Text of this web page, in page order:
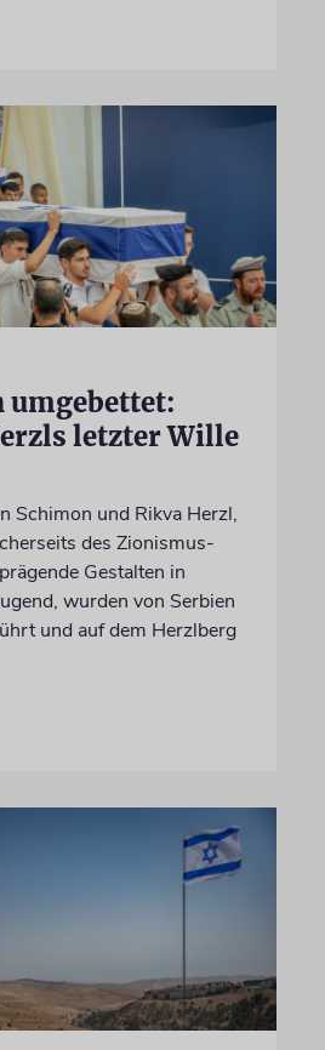
umgebettet:
letzter Wille
Schimon und Rikva Herzl,
des Zionismus-
Gestalten in
wurden von Serbien
und auf dem Herzlberg